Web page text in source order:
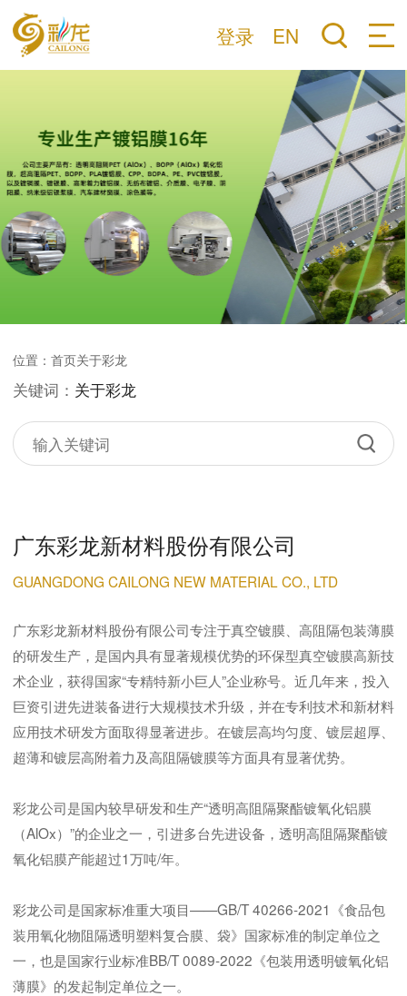
登录 EN
位置： 首页关于彩龙
关键词： 关于彩龙
广东彩龙新材料股份有限公司
GUANGDONG CAILONG NEW MATERIAL CO., LTD
广东彩龙新材料股份有限公司专注于真空镀膜、高阻隔包装薄膜
的研发生产，是国内具有显著规模优势的环保型真空镀膜高新技
术企业，获得国家“专精特新小巨人”企业称号。近几年来，投入
巨资引进先进装备进行大规模技术升级，并在专利技术和新材料
应用技术研发方面取得显著进步。在镀层高均匀度、镀层超厚、
超薄和镀层高附着力及高阻隔镀膜等方面具有显著优势。
彩龙公司是国内较早研发和生产“透明高阻隔聚酯镀氧化铝膜
（AlOx）”的企业之一，引进多台先进设备，透明高阻隔聚酯镀
氧化铝膜产能超过1万吨/年。
彩龙公司是国家标准重大项目——GB/T 40266-2021《食品包
装用氧化物阻隔透明塑料复合膜、袋》国家标准的制定单位之
一，也是国家行业标准BB/T 0089-2022《包装用透明镀氧化铝
薄膜》的发起制定单位之一。